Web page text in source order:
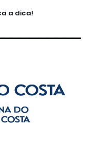
a dica!